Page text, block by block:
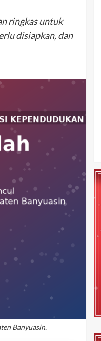
ringkas untuk
disiapkan, dan
Banyuasin.